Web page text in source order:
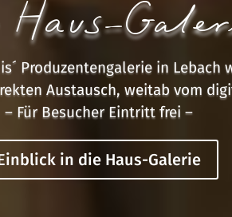
Haus-
Produzentengalerie in Lebach
Austausch, weitab vom
– Für Besucher Eintritt frei –
in die Haus-Galerie